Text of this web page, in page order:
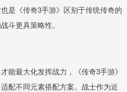
是《传奇3手游》区别于传统传奇的
斗更具策略性。
能最大化发挥战力，《传奇3手游》
配不同元素搭配方案。战士作为近